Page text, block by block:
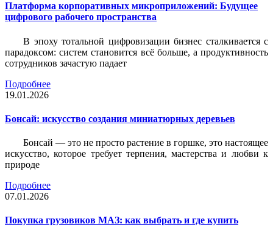
Платформа корпоративных микроприложений: Будущее
цифрового рабочего пространства
В эпоху тотальной цифровизации бизнес сталкивается с
парадоксом: систем становится всё больше, а продуктивность
сотрудников зачастую падает
Подробнее
19.01.2026
Бонсай: искусство создания миниатюрных деревьев
Бонсай — это не просто растение в горшке, это настоящее
искусство, которое требует терпения, мастерства и любви к
природе
Подробнее
07.01.2026
Покупка грузовиков МАЗ: как выбрать и где купить